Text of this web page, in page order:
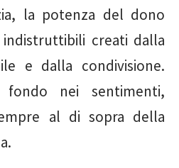
la potenza del dono
creati dalla
e dalla condivisione.
fondo nei sentimenti,
al di sopra della